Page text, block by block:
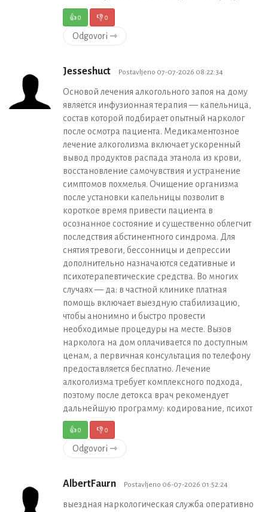
👍0 👎0
Odgovori ⇾
Jesseshuct Postavljeno 07-07-2026 08:22:34
Основой лечения алкогольного запоя на дому
является инфузионная терапия — капельница,
состав которой подбирает опытный нарколог
после осмотра пациента. Медикаментозное
лечение алкоголизма включает ускоренный
вывод продуктов распада этанола из крови,
восстановление самочувствия и устранение
симптомов похмелья. Очищение организма
после установки капельницы позволит в
короткое время привести пациента в
осознанное состояние и существенно облегчит
последствия абстинентного синдрома. Для
снятия тревоги, бессонницы и депрессии
дополнительно назначаются седативные и
психотерапевтические средства. Во многих
случаях — да: в частной клинике платная
помощь включает выездную стабилизацию,
чтобы анонимно и быстро провести
необходимые процедуры на месте. Вызов
нарколога на дом оплачивается по доступным
ценам, а первичная консультация по телефону
предоставляется бесплатно. Лечение
алкоголизма требует комплексного подхода,
поэтому после детокса врач рекомендует
дальнейшую программу: кодирование, психот
👍0 👎0
Odgovori ⇾
AlbertFaurn Postavljeno 06-07-2026 01:52:24
выездная наркологическая служба оперативно